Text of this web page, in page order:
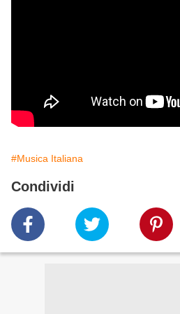
#Musica Italiana
Condividi